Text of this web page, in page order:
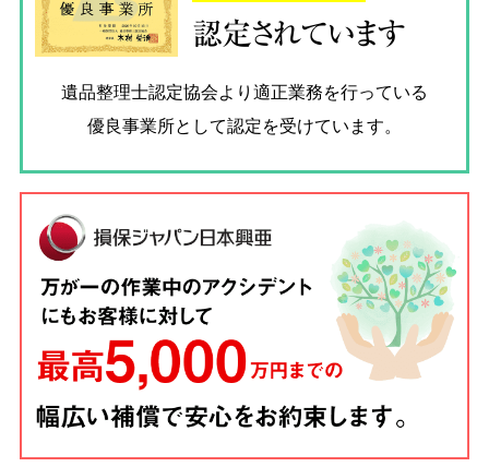
認定されています
遺品整理士認定協会より適正業務を行っている
優良事業所として認定を受けています。